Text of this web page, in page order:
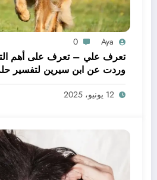
Aya
0
تعرف علي – تعرف على أهم
وردت عن ابن سيرين لتفسير
يدي – بالتفصيل
12 يونيو، 2025